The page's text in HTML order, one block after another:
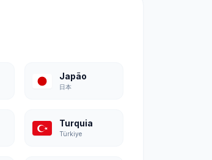
Japão
日本
Turquia
Türkiye